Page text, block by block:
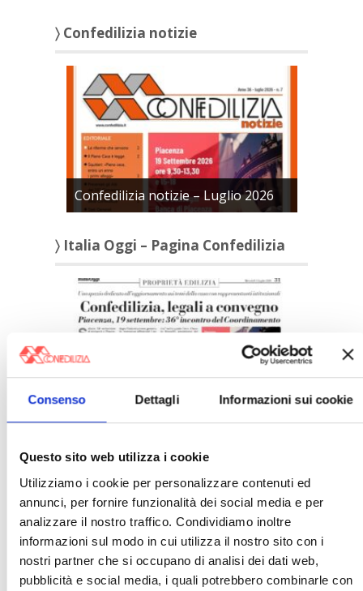
Consenso Dettagli Informazioni sui cookie
Questo sito web utilizza i cookie
Utilizziamo i cookie per personalizzare contenuti ed
annunci, per fornire funzionalità dei social media e per
analizzare il nostro traffico. Condividiamo inoltre
informazioni sul modo in cui utilizza il nostro sito con i
nostri partner che si occupano di analisi dei dati web,
pubblicità e social media, i quali potrebbero combinarle con
〉 Confedilizia notizie
Confedilizia notizie – Luglio 2026
〉 Italia Oggi – Pagina Confedilizia
Italia Oggi – Luglio 2026
〉 Rubriche